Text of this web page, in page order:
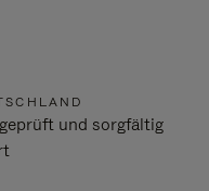
und sorgfältig